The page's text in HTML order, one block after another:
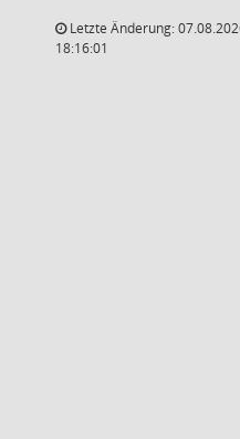
Letzte Änderung:
18:16:01